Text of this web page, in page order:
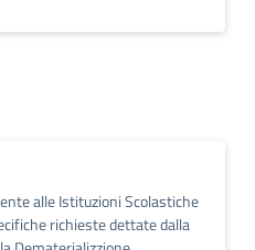
alle Istituzioni Scolastiche
richieste dettate dalla